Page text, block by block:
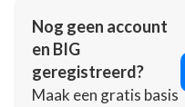
Nog geen account
en BIG
geregistreerd?
Maak een gratis basis